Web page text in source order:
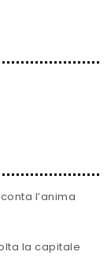
l’anima
la capitale